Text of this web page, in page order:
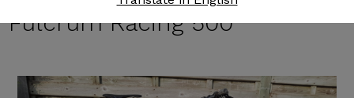
Fulcrum Racing 500